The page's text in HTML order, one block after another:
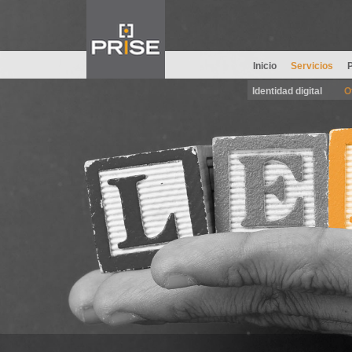
Inicio Servicios
Identidad digital